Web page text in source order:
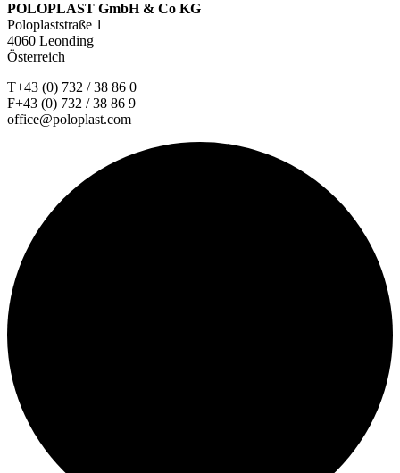
POLOPLAST GmbH & Co KG
Poloplaststraße 1
4060 Leonding
Österreich
T+43 (0) 732 / 38 86 0
F+43 (0) 732 / 38 86 9
office@poloplast.com